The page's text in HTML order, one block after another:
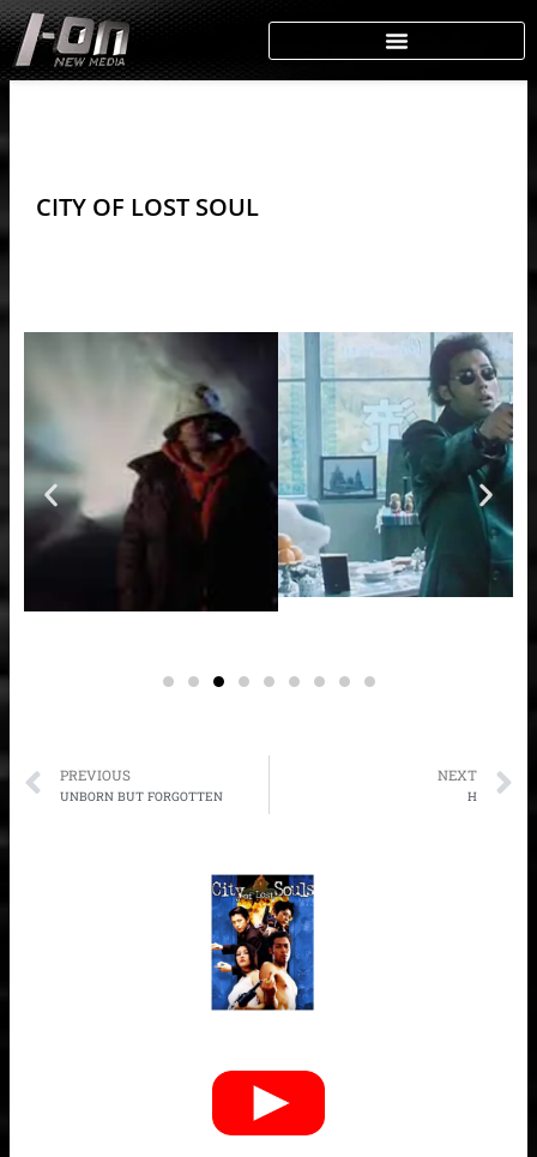
Skip
to
content
CITY OF LOST SOUL
PREVIOUS
UNBORN BUT FORGOTTEN
NEXT
H